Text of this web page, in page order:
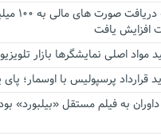
آستانه
افزایش یافت
مواد اصلی نمایشگرها بازار
قرارداد پرسپولیس با اوسمار؛
به فیلم مستقل «بیلبورد»